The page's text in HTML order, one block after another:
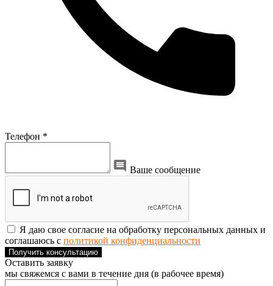
Телефон *
Ваше сообщение
Я даю свое согласие на обработку персональных данных и
соглашаюсь с политикой конфиденциальности
Получить консультацию
Оставить заявку
мы свяжемся с вами в течение дня (в рабочее время)